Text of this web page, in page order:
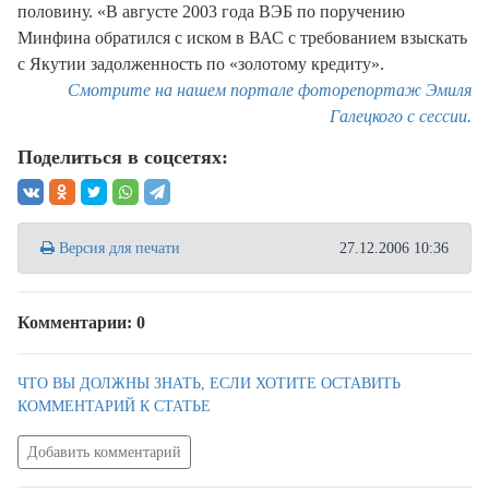
половину. «В августе 2003 года ВЭБ по поручению
Минфина обратился с иском в ВАС с требованием взыскать
с Якутии задолженность по «золотому кредиту».
Смотрите на нашем портале фоторепортаж Эмиля
Галецкого с сессии.
Поделиться в соцсетях:
Версия для печати 27.12.2006 10:36
Комментарии: 0
ЧТО ВЫ ДОЛЖНЫ ЗНАТЬ, ЕСЛИ ХОТИТЕ ОСТАВИТЬ
КОММЕНТАРИЙ К СТАТЬЕ
Добавить комментарий